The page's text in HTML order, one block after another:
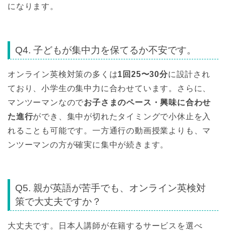
になります。
Q4. 子どもが集中力を保てるか不安です。
オンライン英検対策の多くは1回25〜30分に設計され
ており、小学生の集中力に合わせています。さらに、
マンツーマンなのでお子さまのペース・興味に合わせ
た進行ができ、集中が切れたタイミングで小休止を入
れることも可能です。一方通行の動画授業よりも、マ
ンツーマンの方が確実に集中が続きます。
Q5. 親が英語が苦手でも、オンライン英検対
策で大丈夫ですか？
大丈夫です。日本人講師が在籍するサービスを選べ